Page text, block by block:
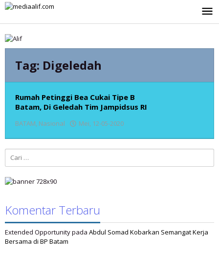
Lewati
konten
Tag: Digeledah
Rumah Petinggi Bea Cukai Tipe B
Batam, Di Geledah Tim Jampidsus RI
BATAM, Nasional Mei, 12-05-2020
untuk:
Komentar Terbaru
Extended Opportunitypada Abdul Somad Kobarkan Semangat Kerja
Bersama di BP Batam